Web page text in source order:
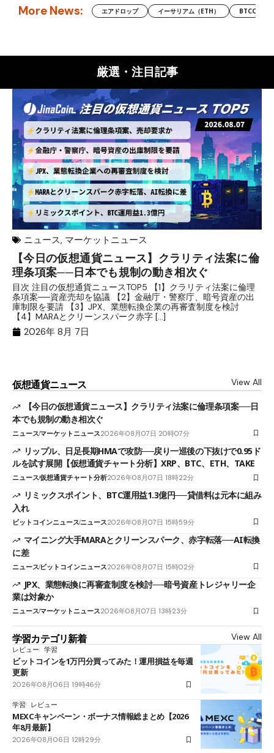
More News: エアドロップ イーサリアム（ETH） BTCC
厳選・注目記事
ニュース, マーケットニュース
【今日の仮想通貨ニュース】クラリティ法案に倫
理条項案──日本でも規制の動き相次ぐ
目次 注目の仮想通貨ニュースTOP5 【1】クラリティ法案に倫理
条項案──資産売却を協議 【2】金融庁・警察庁、暗号資産の出
庫制限を要請 【3】JPX、業態転換企業の再審査制度を検討
【4】MARAとクリーンスパーク赤字 […]
2026年 8月 7日
仮想通貨ニュース View All
【今日の仮想通貨ニュース】クラリティ法案に倫理条項案──日
本でも規制の動き相次ぐ
ニュースマーケットニュース2026年08月07日 20時07分
リップル、日足長期HMAで攻防──戻り一巡後の下抜けで0.95ド
ルを試す展開【仮想通貨チャート分析】XRP、BTC、ETH、TAKE
ニュース仮想通貨チャート分析2026年08月07日 18時22分
リミックスポイント、BTC運用益1.3億円──貸借料は元本に組み
入れ
ビットコインニュースニュース2026年08月07日 15時59分
マイニング大手MARAとクリーンスパーク、赤字転落──AI転換
に差
ニュースビットコインニュース2026年08月07日 15時02分
JPX、業態転換に再審査制度を検討──暗号資産トレジャリー企
業は対象か
ニュースマーケットニュース2026年08月07日 13時23分
学習カテゴリ新着 View All
レビュー 学習
ビットコインを1万円分買ってみた！運用損益を毎週
更新
2026年08月06日 19時46分
学習 レビュー
MEXCキャンペーン・ボーナス情報総まとめ【2026
年8月最新】
2026年08月06日 12時29分